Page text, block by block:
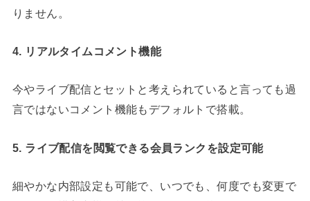
りません。
4. リアルタイムコメント機能
今やライブ配信とセットと考えられていると言っても過
言ではないコメント機能もデフォルトで搭載。
5. ライブ配信を閲覧できる会員ランクを設定可能
細やかな内部設定も可能で、いつでも、何度でも変更で